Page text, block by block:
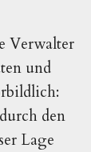
Verwalter
und
den
Lage